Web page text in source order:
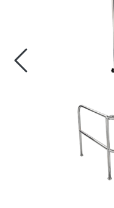
Fritid/Sikkerhet
Båtpleie/Opplag